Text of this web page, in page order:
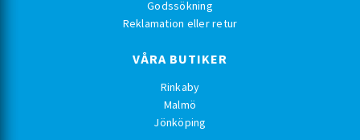
Godssökning
Reklamation eller retur
VÅRA BUTIKER
Rinkaby
Malmö
Jönköping